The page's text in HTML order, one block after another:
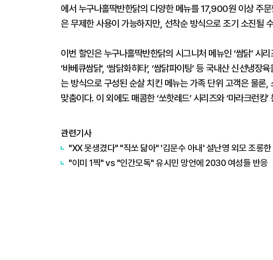
에서 누구나홀딱반한닭의 다양한 메뉴를 17,900원 이상 주
은 무제한 사용이 가능하지만, 선착순 방식으로 조기 소진될
이번 할인은 누구나홀딱반한닭의 시그니처 메뉴인 ‘쌈닭’ 시
‘바베큐쌈닭’, ‘쌈닭화히타’, ‘쌈닭파이팅’ 등 국내산 신선냉
는 방식으로 구성된 순살 치킨 메뉴는 가족 단위 고객은 물론
맞춤이다. 이 외에도 매콤한 ‘쏘핫레드’ 시리즈와 ‘마라크런
관련기사
"XX 못생겼다" "직쏘 닮아" '김문수 아내' 설난영 외모 조롱
"이미 1찍" vs "인간모독" 유시민 망언에 2030 여성들 반응